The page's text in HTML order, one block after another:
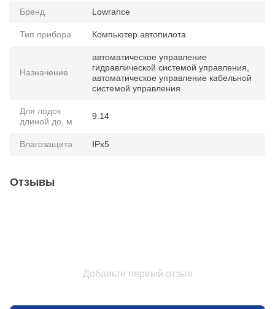
Бренд Lowrance
Тип прибора Компьютер автопилота
Назначение
автоматическое управление
гидравлической системой управления,
автоматическое управление кабельной
системой управления
Для лодок
длиной до, м
9.14
Влагозащита IPx5
Отзывы
Добавьте первый отзыв